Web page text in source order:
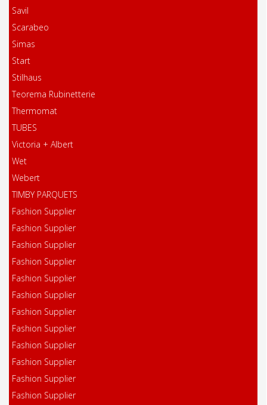
Savil
Scarabeo
Simas
Start
Stilhaus
Teorema Rubinetterie
Thermomat
TUBES
Victoria + Albert
Wet
Webert
TIMBY PARQUETS
Fashion Supplier
Fashion Supplier
Fashion Supplier
Fashion Supplier
Fashion Supplier
Fashion Supplier
Fashion Supplier
Fashion Supplier
Fashion Supplier
Fashion Supplier
Fashion Supplier
Fashion Supplier